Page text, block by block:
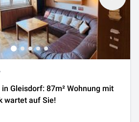
Gleisdorf: 87m² Wohnung mit
wartet auf Sie!